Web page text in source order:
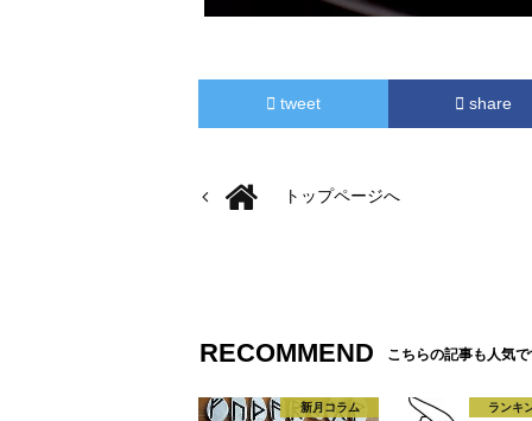
tweet share
トップページへ
RECOMMEND こちらの記事も人気
新月コラム ランキ